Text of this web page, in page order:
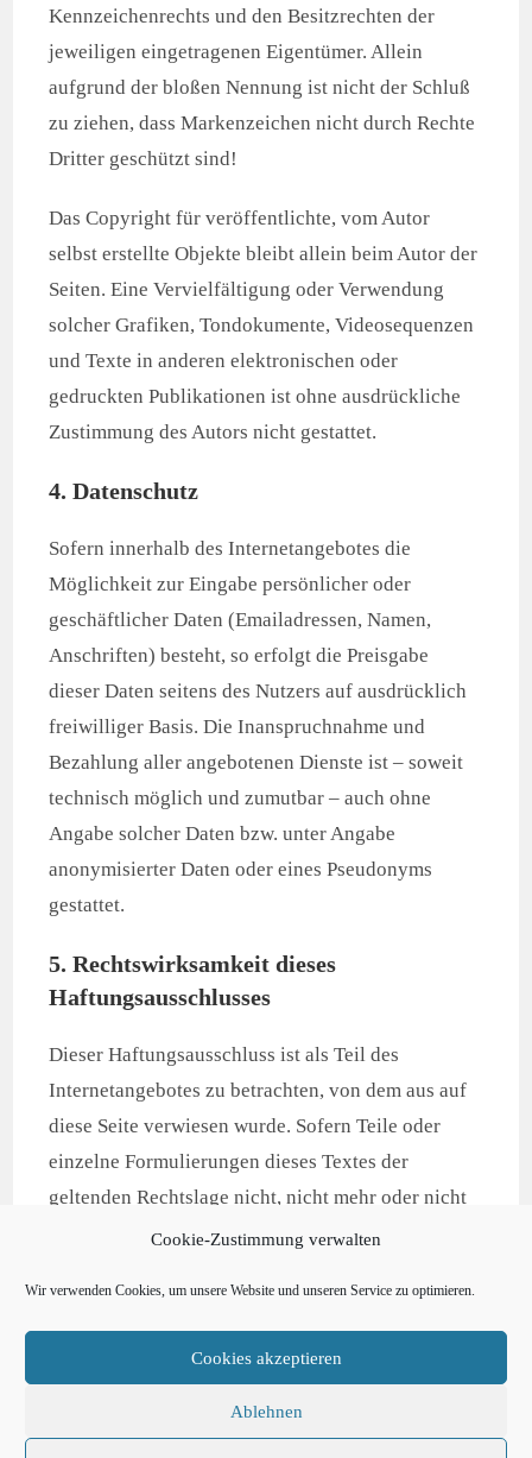
Cookie-Zustimmung verwalten
Wir verwenden Cookies, um unsere Website und unseren Service zu optimieren.
Cookies akzeptieren
Ablehnen
Kennzeichenrechts und den Besitzrechten der
jeweiligen eingetragenen Eigentümer. Allein
aufgrund der bloßen Nennung ist nicht der Schluß
zu ziehen, dass Markenzeichen nicht durch Rechte
Dritter geschützt sind!
Das Copyright für veröffentlichte, vom Autor
selbst erstellte Objekte bleibt allein beim Autor der
Seiten. Eine Vervielfältigung oder Verwendung
solcher Grafiken, Tondokumente, Videosequenzen
und Texte in anderen elektronischen oder
gedruckten Publikationen ist ohne ausdrückliche
Zustimmung des Autors nicht gestattet.
4. Datenschutz
Sofern innerhalb des Internetangebotes die
Möglichkeit zur Eingabe persönlicher oder
geschäftlicher Daten (Emailadressen, Namen,
Anschriften) besteht, so erfolgt die Preisgabe
dieser Daten seitens des Nutzers auf ausdrücklich
freiwilliger Basis. Die Inanspruchnahme und
Bezahlung aller angebotenen Dienste ist – soweit
technisch möglich und zumutbar – auch ohne
Angabe solcher Daten bzw. unter Angabe
anonymisierter Daten oder eines Pseudonyms
gestattet.
5. Rechtswirksamkeit dieses
Haftungsausschlusses
Dieser Haftungsausschluss ist als Teil des
Internetangebotes zu betrachten, von dem aus auf
diese Seite verwiesen wurde. Sofern Teile oder
einzelne Formulierungen dieses Textes der
geltenden Rechtslage nicht, nicht mehr oder nicht
vollständig entsprechen sollten, bleiben die
ihrer Gültigkeit davon unberührt.